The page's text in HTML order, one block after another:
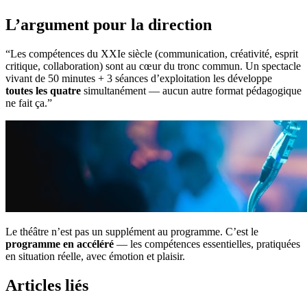
L’argument pour la direction
“Les compétences du XXIe siècle (communication, créativité, esprit
critique, collaboration) sont au cœur du tronc commun. Un spectacle
vivant de 50 minutes + 3 séances d’exploitation les développe
toutes les quatre simultanément — aucun autre format pédagogique
ne fait ça.”
Le théâtre n’est pas un supplément au programme. C’est le
programme en accéléré — les compétences essentielles, pratiquées
en situation réelle, avec émotion et plaisir.
Articles liés